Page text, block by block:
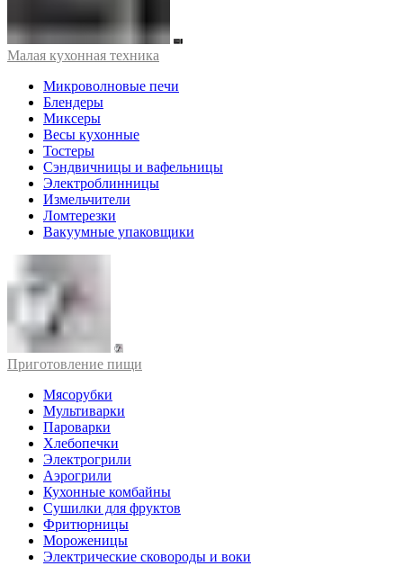
Малая кухонная техника
Микроволновые печи
Блендеры
Миксеры
Весы кухонные
Тостеры
Сэндвичницы и вафельницы
Электроблинницы
Измельчители
Ломтерезки
Вакуумные упаковщики
Приготовление пищи
Мясорубки
Мультиварки
Пароварки
Хлебопечки
Электрогрили
Аэрогрили
Кухонные комбайны
Сушилки для фруктов
Фритюрницы
Мороженицы
Электрические сковороды и воки